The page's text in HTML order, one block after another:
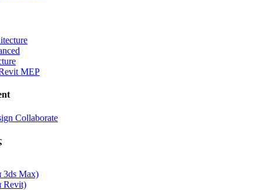
MEP
Collaborate
3ds Max)
Revit)